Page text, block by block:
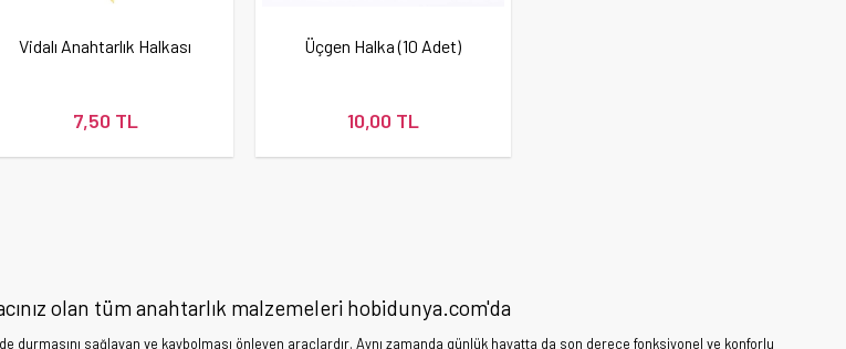
Vidalı Anahtarlık Halkası
7,50 TL
Üçgen Halka (10 Adet)
10,00 TL
olan tüm anahtarlık malzemeleri hobidunya.com'da
durmasını sağlayan ve kaybolması önleyen araçlardır. Aynı zamanda günlük hayatta da son derece fonksiyonel ve konforlu